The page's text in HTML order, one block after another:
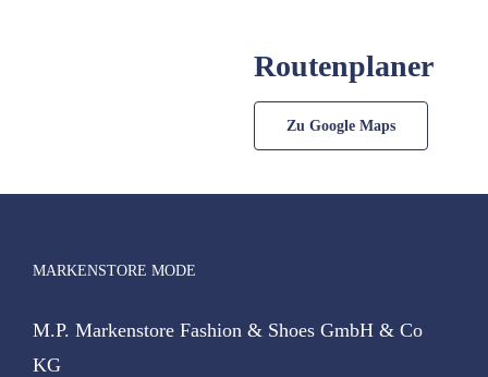
Routenplaner
Zu Google Maps
MARKENSTORE MODE
M.P. Markenstore Fashion & Shoes GmbH & Co
KG